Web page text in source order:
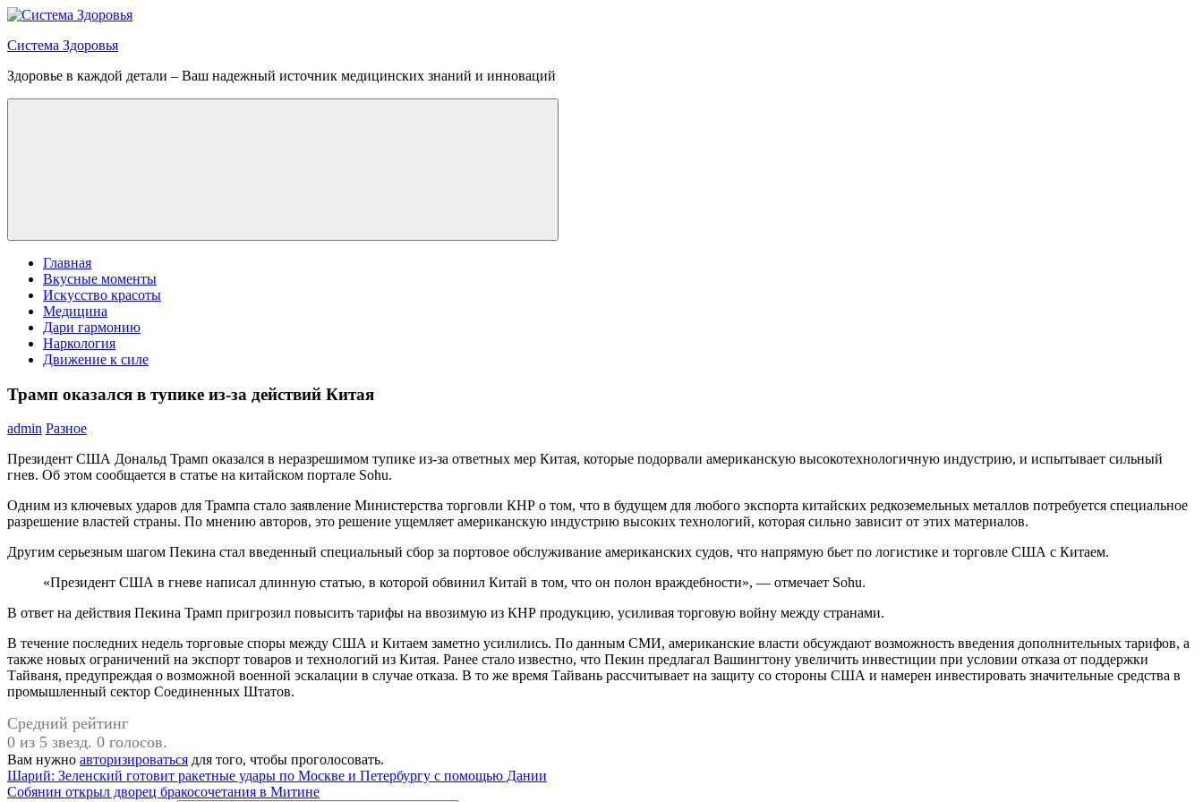
Перейти
содержимому
Система Здоровья
Здоровье в каждой детали – Ваш надежный источник медицинских знаний и инноваций
Меню
Главная
Вкусные моменты
Искусство красоты
Медицина
Дари гармонию
Наркология
Движение к силе
Трамп оказался в тупике из-за действий Китая
admin Разное
Президент США Дональд Трамп оказался в неразрешимом тупике из-за ответных мер Китая, которые подорвали американскую высокотехнологичную индустрию, и испытывает сильный
гнев. Об этом сообщается в статье на китайском портале Sohu.
Одним из ключевых ударов для Трампа стало заявление Министерства торговли КНР о том, что в будущем для любого экспорта китайских редкоземельных металлов потребуется специальное
разрешение властей страны. По мнению авторов, это решение ущемляет американскую индустрию высоких технологий, которая сильно зависит от этих материалов.
Другим серьезным шагом Пекина стал введенный специальный сбор за портовое обслуживание американских судов, что напрямую бьет по логистике и торговле США с Китаем.
«Президент США в гневе написал длинную статью, в которой обвинил Китай в том, что он полон враждебности», — отмечает Sohu.
В ответ на действия Пекина Трамп пригрозил повысить тарифы на ввозимую из КНР продукцию, усиливая торговую войну между странами.
В течение последних недель торговые споры между США и Китаем заметно усилились. По данным СМИ, американские власти обсуждают возможность введения дополнительных тарифов, а
также новых ограничений на экспорт товаров и технологий из Китая. Ранее стало известно, что Пекин предлагал Вашингтону увеличить инвестиции при условии отказа от поддержки
Тайваня, предупреждая о возможной военной эскалации в случае отказа. В то же время Тайвань рассчитывает на защиту со стороны США и намерен инвестировать значительные средства в
промышленный сектор Соединенных Штатов.
Средний рейтинг
0 из 5 звезд. 0 голосов.
Вам нужно авторизироваться для того, чтобы проголосовать.
Навигация
Предыдущая
запись:
Шарий: Зеленский готовит ракетные удары по Москве и Петербургу с помощью Дании
Следующая
Собянин открыл дворец бракосочетания в Митине